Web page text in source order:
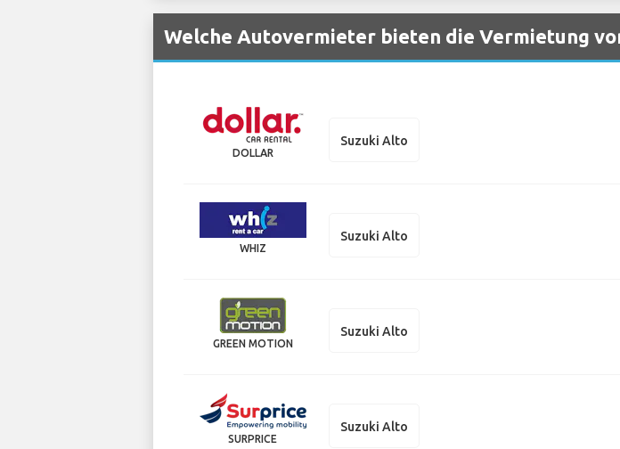
Welche Autovermieter bieten die Vermietung
DOLLAR
Suzuki Alto
WHIZ
Suzuki Alto
GREEN MOTION
Suzuki Alto
SURPRICE
Suzuki Alto